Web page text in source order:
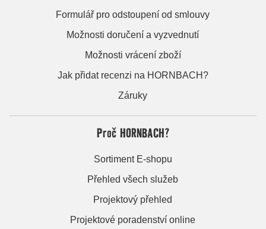
Formulář pro odstoupení od smlouvy
Možnosti doručení a vyzvednutí
Možnosti vrácení zboží
Jak přidat recenzi na HORNBACH?
Záruky
Proč HORNBACH?
Sortiment E-shopu
Přehled všech služeb
Projektový přehled
Projektové poradenství online